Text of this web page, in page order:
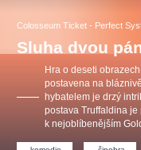
Colosseum Ticket - Perfect
Sluha dvou
Hra o deseti
postavena na
hybatelem je drzý
postava Truffaldina
k nejoblíbenějším
OBYČEJNÁ HOLKA
Agentura 44, s.r.o.
Ostatní hledají
muzikálypraha